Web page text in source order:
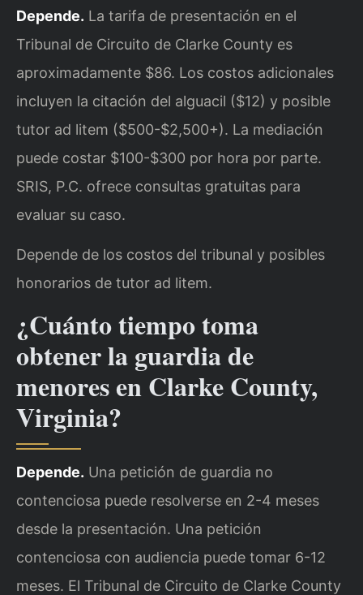
Depende. La tarifa de presentación en el
Tribunal de Circuito de Clarke County es
aproximadamente $86. Los costos adicionales
incluyen la citación del alguacil ($12) y posible
tutor ad litem ($500-$2,500+). La mediación
puede costar $100-$300 por hora por parte.
SRIS, P.C. ofrece consultas gratuitas para
evaluar su caso.
Depende de los costos del tribunal y posibles
honorarios de tutor ad litem.
¿Cuánto tiempo toma
obtener la guardia de
menores en Clarke County,
Virginia?
Depende. Una petición de guardia no
contenciosa puede resolverse en 2-4 meses
desde la presentación. Una petición
contenciosa con audiencia puede tomar 6-12
meses. El Tribunal de Circuito de Clarke County